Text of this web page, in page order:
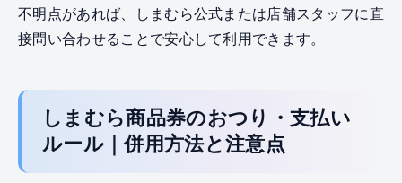
不明点があれば、しまむら公式または店舗スタッフに直
接問い合わせることで安心して利用できます。
しまむら商品券のおつり・支払い
ルール｜併用方法と注意点